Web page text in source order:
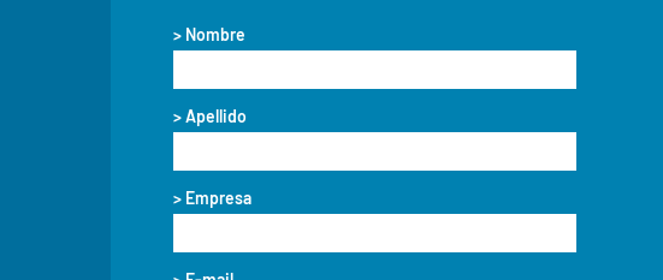
> Nombre
> Apellido
> Empresa